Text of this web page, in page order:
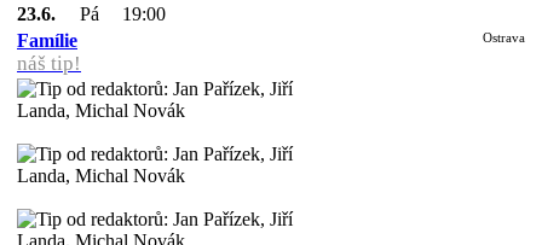
23.6. Pá
19:00
Famílie
náš tip!
Ostrava